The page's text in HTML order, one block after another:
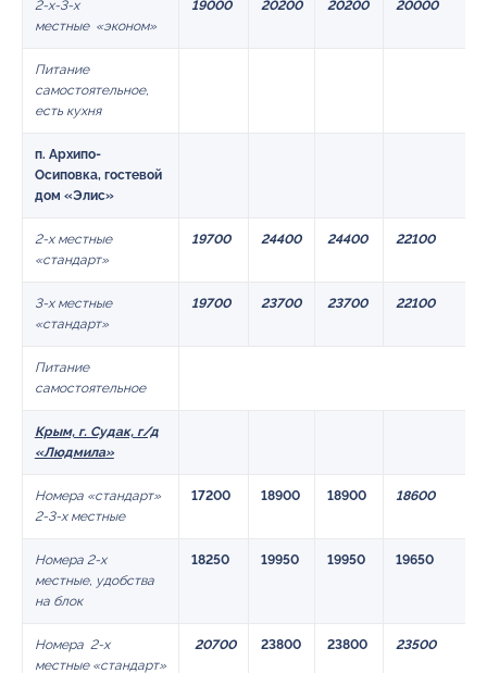
2-х-3-х
местные «эконом»
19000 20200 20200 20000
Питание
самостоятельное,
есть кухня
п. Архипо-
Осиповка, гостевой
дом «Элис»
2-х местные
«стандарт»
19700 24400 24400 22100
3-х местные
«стандарт»
19700 23700 23700 22100
Питание
самостоятельное
Крым, г. Судак, г/д
«Людмила»
Номера «стандарт»
2-3-х местные
17200 18900 18900 18600
Номера 2-х
местные, удобства
на блок
18250 19950 19950 19650
Номера 2-х
местные «стандарт»
20700 23800 23800 23500